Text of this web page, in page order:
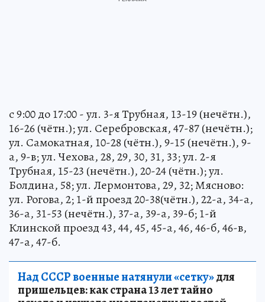
с 9:00 до 17:00 - ул. 3-я Трубная, 13-19 (нечётн.),
16-26 (чётн.); ул. Серебровская, 47-87 (нечётн.);
ул. Самокатная, 10-28 (чётн.), 9-15 (нечётн.), 9-
а, 9-в; ул. Чехова, 28, 29, 30, 31, 33; ул. 2-я
Трубная, 15-23 (нечётн.), 20-24 (чётн.); ул.
Болдина, 58; ул. Лермонтова, 29, 32; Мясново:
ул. Рогова, 2; 1-й проезд 20-38(чётн.), 22-а, 34-а,
36-а, 31-53 (нечётн.), 37-а, 39-а, 39-б; 1-й
Клинской проезд 43, 44, 45, 45-а, 46, 46-б, 46-в,
47-а, 47-б.
Над СССР военные натянули «сетку»для
пришельцев: как страна 13 лет тайно